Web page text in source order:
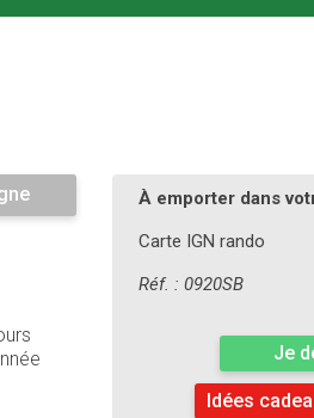
À emporter dans
Carte IGN rando
Réf. : 0920SB
Je
Idées